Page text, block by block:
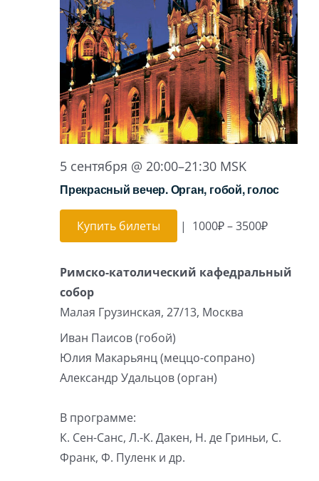
5 сентября @ 20:00–21:30 MSK
Прекрасный вечер. Орган, гобой, голос
Купить билеты | 1000₽ – 3500₽
Римско-католический кафедральный
собор
Малая Грузинская, 27/13, Москва
Иван Паисов (гобой)
Юлия Макарьянц (меццо-сопрано)
Александр Удальцов (орган)
В программе:
К. Сен-Санс, Л.-К. Дакен, Н. де Гриньи, С.
Франк, Ф. Пуленк и др.